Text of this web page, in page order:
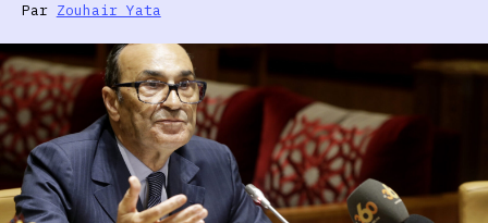
Par Zouhair Yata